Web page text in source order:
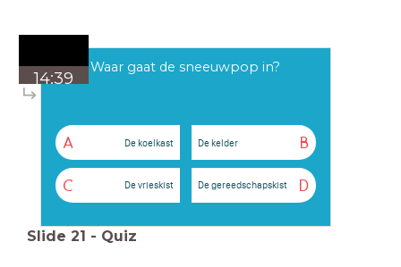
14:39
Waar gaat de sneeuwpop in?
A De koelkast B
De kelder
C De vrieskist D
De gereedschapskist
Slide 21 - Quiz